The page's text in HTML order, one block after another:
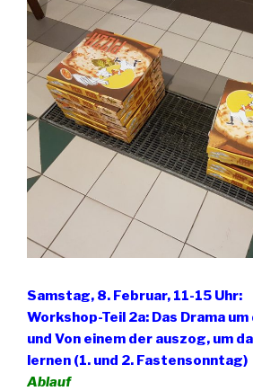
Samstag, 8. Februar, 11-15 Uhr:
Workshop-Teil 2a: Das Drama
und Von einem der auszog, um
lernen (1. und 2. Fastensonntag)
Ablauf